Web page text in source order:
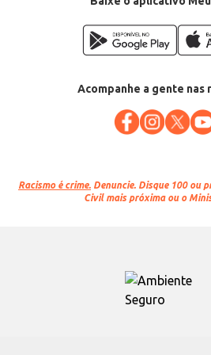
Acompanhe a gente nas
Racismo é crime. Denuncie. Disque 100 ou
Civil mais próxima ou o